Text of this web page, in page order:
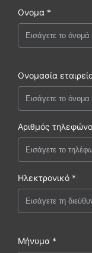
Ονομα *
Ονομασία
Αριθμός
Ηλεκτρονικό *
Μήνυμα *